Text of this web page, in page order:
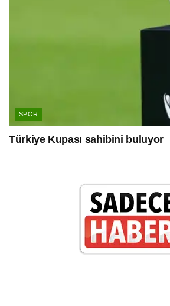
SPOR
Türkiye Kupası sahibini buluyor